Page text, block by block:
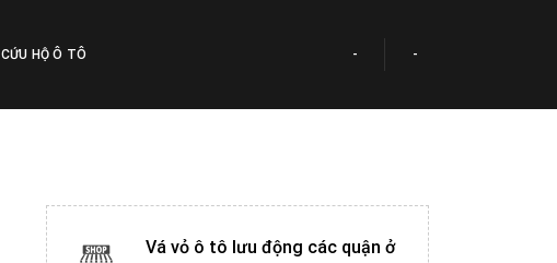
CỨU HỘ Ô TÔ - -
Vá vỏ ô tô lưu động các quận ở